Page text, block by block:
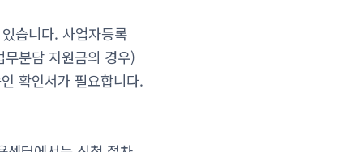
습니다. 사업자등록
분담 지원금의 경우)
확인서가 필요합니다.